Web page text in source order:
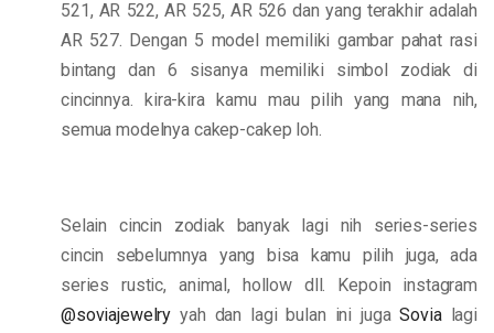
521, AR 522, AR 525, AR 526 dan yang terakhir adalah
AR 527. Dengan 5 model memiliki gambar pahat rasi
bintang dan 6 sisanya memiliki simbol zodiak di
cincinnya. kira-kira kamu mau pilih yang mana nih,
semua modelnya cakep-cakep loh.
Selain cincin zodiak banyak lagi nih series-series
cincin sebelumnya yang bisa kamu pilih juga, ada
series rustic, animal, hollow dll. Kepoin instagram
@soviajewelry yah dan lagi bulan ini jugaSovialagi